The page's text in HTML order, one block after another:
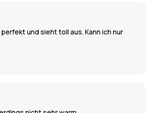
und sieht toll aus. Kann ich nur